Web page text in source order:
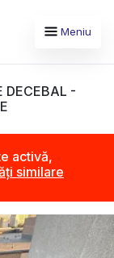
Meniu
DECEBAL -
activă,
similare